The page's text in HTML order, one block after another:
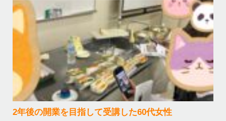
2年後の開業を目指して受講した60代女性